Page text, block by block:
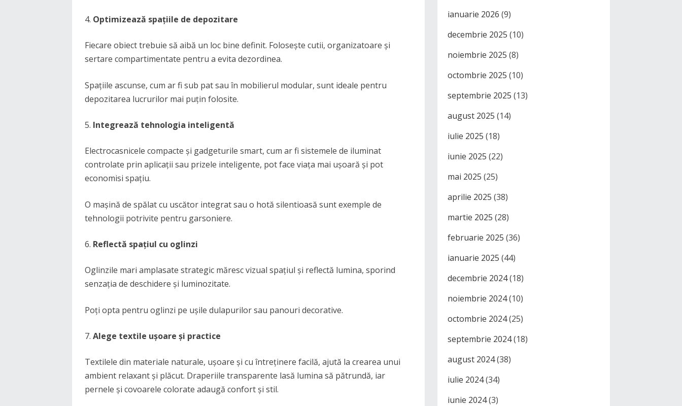
Optimizează spațiile de depozitare
Fiecare obiect trebuie să aibă un loc bine definit. Folosește cutii, organizatoare și
sertare compartimentate pentru a evita dezordinea.
Spațiile ascunse, cum ar fi sub pat sau în mobilierul modular, sunt ideale pentru
depozitarea lucrurilor mai puțin folosite.
Integrează tehnologia inteligentă
Electrocasnicele compacte și gadgeturile smart, cum ar fi sistemele de iluminat
controlate prin aplicații sau prizele inteligente, pot face viața mai ușoară și pot
economisi spațiu.
O mașină de spălat cu uscător integrat sau o hotă silentioasă sunt exemple de
tehnologii potrivite pentru garsoniere.
Reflectă spațiul cu oglinzi
Oglinzile mari amplasate strategic măresc vizual spațiul și reflectă lumina, sporind
senzația de deschidere și luminozitate.
Poți opta pentru oglinzi pe ușile dulapurilor sau panouri decorative.
Alege textile ușoare și practice
Textilele din materiale naturale, ușoare și cu întreținere facilă, ajută la crearea unui
ambient relaxant și plăcut. Draperiile transparente lasă lumina să pătrundă, iar
pernele și covoarele colorate adaugă confort și stil.
ianuarie 2026 (9)
decembrie 2025 (10)
noiembrie 2025 (8)
octombrie 2025 (10)
septembrie 2025 (13)
august 2025 (14)
iulie 2025 (18)
iunie 2025 (22)
mai 2025 (25)
aprilie 2025 (38)
martie 2025 (28)
februarie 2025 (36)
ianuarie 2025 (44)
decembrie 2024(18)
noiembrie 2024(10)
octombrie 2024(25)
septembrie 2024(18)
august 2024(38)
iulie 2024(34)
iunie 2024(3)